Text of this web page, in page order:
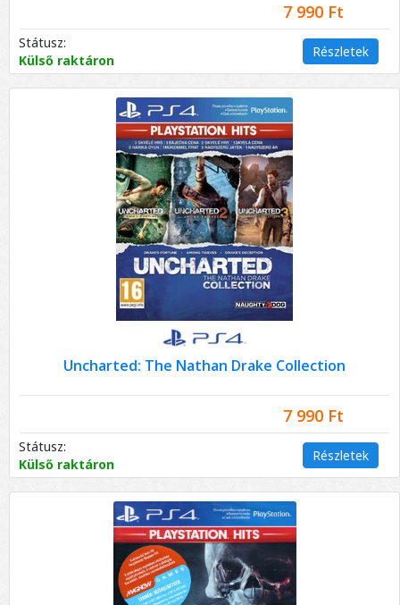
7 990 Ft
Státusz:
Külső raktáron
Részletek
Uncharted: The Nathan Drake Collection
7 990 Ft
Státusz:
Külső raktáron
Részletek